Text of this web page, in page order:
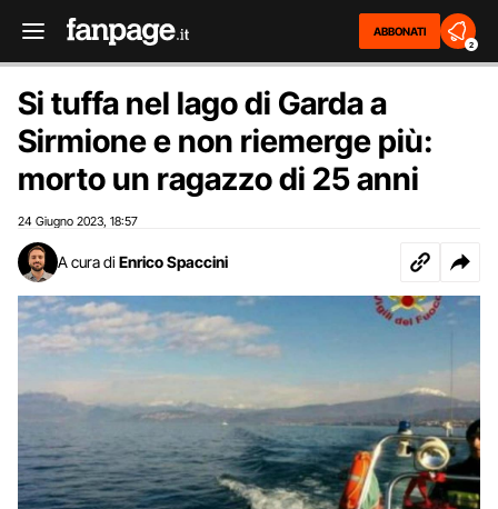
ABBONATI
2
Si tuffa nel lago di Garda a
Sirmione e non riemerge più:
morto un ragazzo di 25 anni
24 Giugno 2023 18:57
A cura di Enrico Spaccini